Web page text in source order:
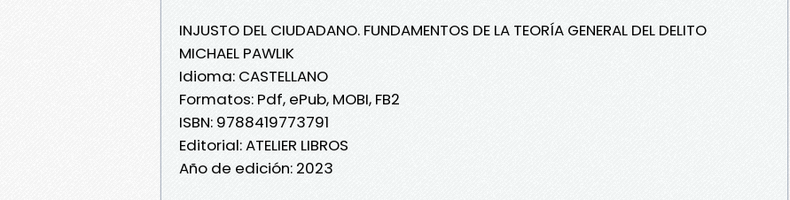
INJUSTO DEL CIUDADANO. FUNDAMENTOS DE LA TEORÍA GENERAL DEL DELITO
MICHAEL PAWLIK
Idioma: CASTELLANO
Formatos: Pdf, ePub, MOBI, FB2
ISBN: 9788419773791
Editorial: ATELIER LIBROS
Año de edición: 2023